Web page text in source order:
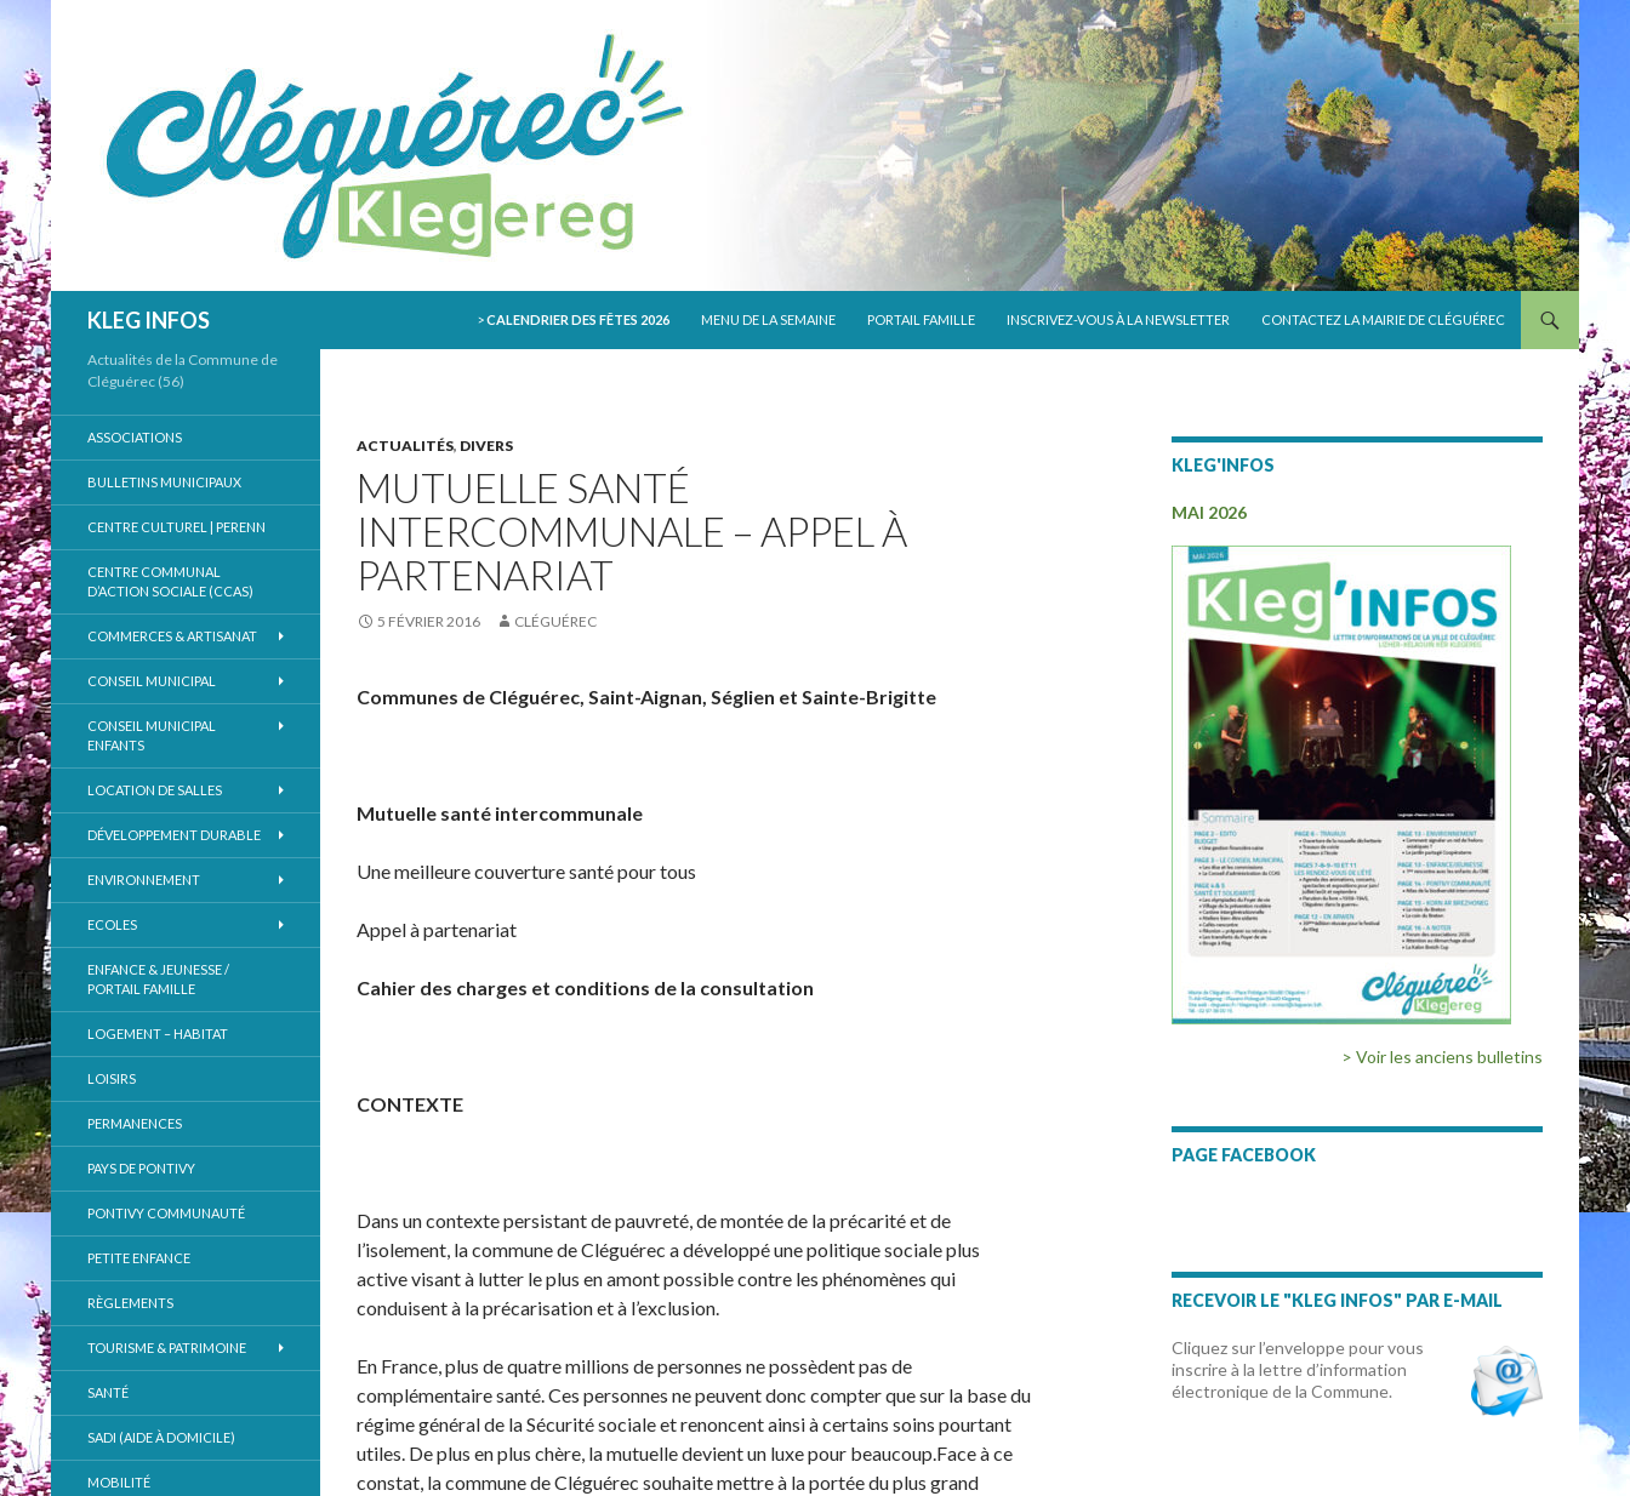
KLEG INFOS
>CALENDRIER DES FÊTES 2026 MENU DE LA SEMAINE PORTAIL FAMILLE INSCRIVEZ-VOUS À LA NEWSLETTER CONTACTEZ LA MAIRIE DE CLÉGUÉREC
ACTUALITÉS, DIVERS
MUTUELLE SANTÉ
INTERCOMMUNALE – APPEL À
PARTENARIAT
5 FÉVRIER 2016 CLÉGUÉREC
Communes de Cléguérec, Saint-Aignan, Séglien et Sainte-Brigitte
Mutuelle santé intercommunale
Une meilleure couverture santé pour tous
Appel à partenariat
Cahier des charges et conditions de la consultation
CONTEXTE
Dans un contexte persistant de pauvreté, de montée de la précarité et de
l’isolement, la commune de Cléguérec a développé une politique sociale plus
active visant à lutter le plus en amont possible contre les phénomènes qui
conduisent à la précarisation et à l’exclusion.
En France, plus de quatre millions de personnes ne possèdent pas de
complémentaire santé. Ces personnes ne peuvent donc compter que sur la base du
régime général de la Sécurité sociale et renoncent ainsi à certains soins pourtant
utiles. De plus en plus chère, la mutuelle devient un luxe pour beaucoup.Face à ce
constat, la commune de Cléguérec souhaite mettre à la portée du plus grand
KLEG'INFOS
MAI 2026
> Voir les anciens bulletins
PAGE FACEBOOK
RECEVOIR LE "KLEG INFOS" PAR E-MAIL
Cliquez sur l’enveloppe pour vous
inscrire à la lettre d’information
électronique de la Commune.
Actualités de la Commune de
Cléguérec (56)
ASSOCIATIONS
BULLETINS MUNICIPAUX
CENTRE CULTUREL | PERENN
CENTRE COMMUNAL
D’ACTION SOCIALE (CCAS)
COMMERCES & ARTISANAT
CONSEIL MUNICIPAL
CONSEIL MUNICIPAL
ENFANTS
LOCATION DE SALLES
DÉVELOPPEMENT DURABLE
ENVIRONNEMENT
ECOLES
ENFANCE & JEUNESSE /
PORTAIL FAMILLE
LOGEMENT – HABITAT
LOISIRS
PERMANENCES
PAYS DE PONTIVY
PONTIVY COMMUNAUTÉ
PETITE ENFANCE
RÈGLEMENTS
TOURISME & PATRIMOINE
SANTÉ
SADI (AIDE À DOMICILE)
MOBILITÉ